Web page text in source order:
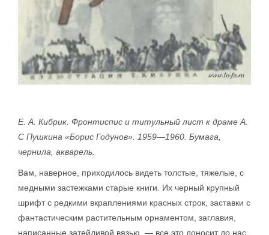
Е. А. Кибрик. Фронтиспис и титульный лист к драме А.
С Пушкина «Борис Годунов». 1959—1960. Бумага,
чернила, акварель.
Вам, наверное, приходилось видеть толстые, тяжелые, с
медными застежками старые книги. Их черный крупный
шрифт с редкими вкраплениями красных строк, заставки с
фантастическим растительным орнаментом, заглавия,
написанные затейливой вязью, — все это доносит до нас